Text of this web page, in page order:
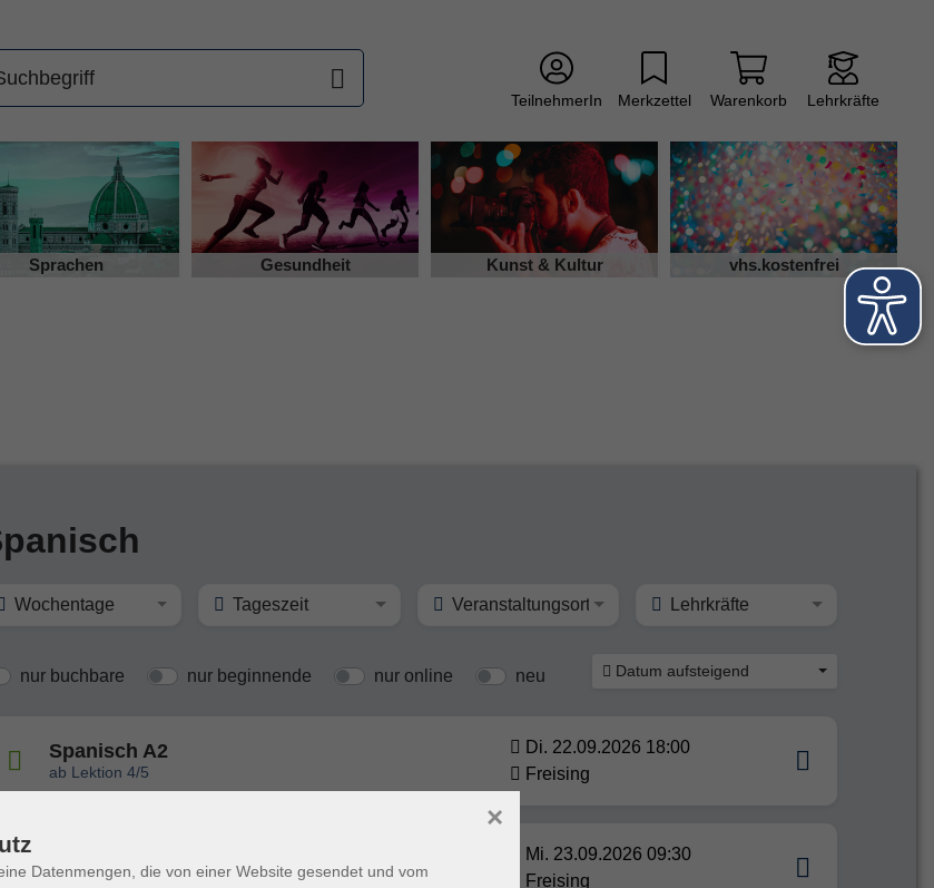
TeilnehmerIn Merkzettel Warenkorb Lehrkräfte
Sprachen Gesundheit Kunst & Kultur vhs.kostenfrei
Wochentage Tageszeit Veranstaltungsort Lehrkräfte
nur buchbare nur beginnende nur online neu Datum aufsteigend
Spanisch A2
ab Lektion 4/5
Di. 22.09.2026 18:00
Freising
ab Lektion 8
Mi. 23.09.2026 09:30
Freising
Datenmengen, die von einer Website gesendet und vom
×